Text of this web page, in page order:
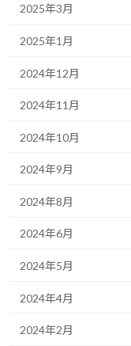
2025年3月
2025年1月
2024年12月
2024年11月
2024年10月
2024年9月
2024年8月
2024年6月
2024年5月
2024年4月
2024年2月